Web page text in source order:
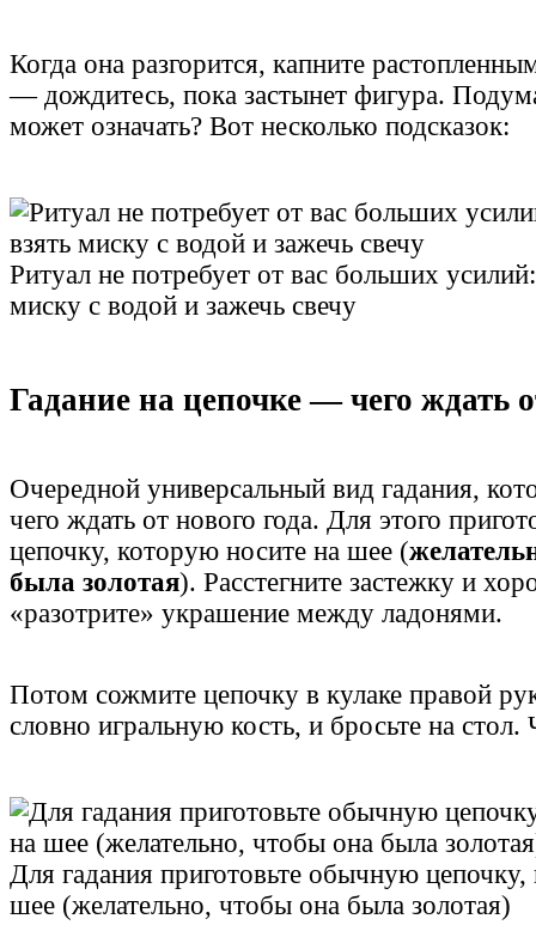
Когда она разгорится, капните
— дождитесь, пока застынет фигура.
может означать? Вот несколько подсказок:
Ритуал не потребует от вас больших
миску с водой и зажечь свечу
Гадание на цепочке — чего ждать
Очередной универсальный вид гадания,
чего ждать от нового года. Для этого
цепочку, которую носите на шее (
была золотая). Расстегните застежку и
«разотрите» украшение между ладонями.
Потом сожмите цепочку в кулаке правой
словно игральную кость, и бросьте на стол.
Для гадания приготовьте обычную
шее (желательно, чтобы она была золотая)